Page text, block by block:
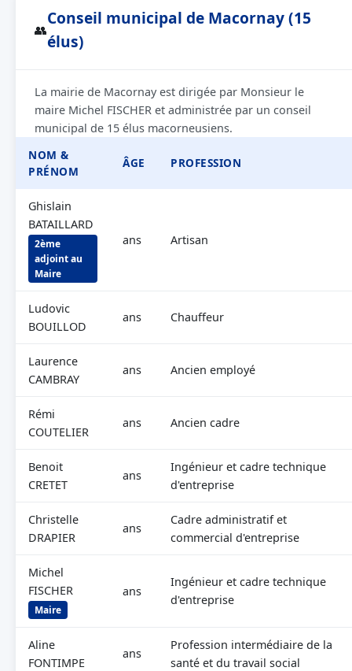
👥
Conseil municipal de Macornay (15
élus)
La mairie de Macornay est dirigée par Monsieur le
maire Michel FISCHER et administrée par un conseil
municipal de 15 élus macorneusiens.
NOM &
PRÉNOM
ÂGE PROFESSION
Ghislain
BATAILLARD
2ème
adjoint au
Maire
ans Artisan
Ludovic
BOUILLOD
ans Chauffeur
Laurence
CAMBRAY
ans Ancien employé
Rémi
COUTELIER
ans Ancien cadre
Benoit
CRETET
ans
Ingénieur et cadre technique
d'entreprise
Christelle
DRAPIER
ans
Cadre administratif et
commercial d'entreprise
Michel
FISCHER
Maire
ans
Ingénieur et cadre technique
d'entreprise
Aline
FONTIMPE
ans
Profession intermédiaire de la
santé et du travail social